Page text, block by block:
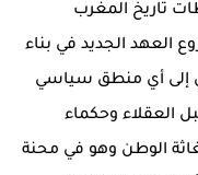
تاريخ المغرب
العهد الجديد في بناء
إلى أي منطق سياسي
العقلاء وحكماء
الوطن وهو في محنة